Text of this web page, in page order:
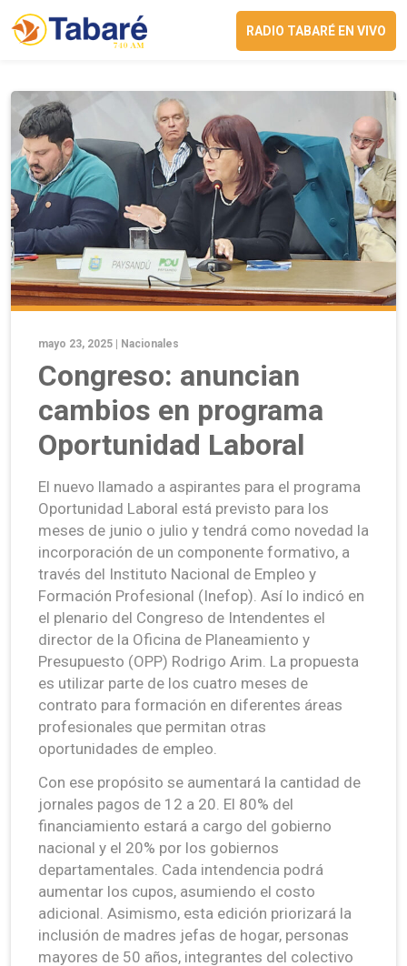
RADIO TABARÉ EN VIVO
mayo 23, 2025 | Nacionales
Congreso: anuncian
cambios en programa
Oportunidad Laboral
El nuevo llamado a aspirantes para el programa
Oportunidad Laboral está previsto para los
meses de junio o julio y tendrá como novedad la
incorporación de un componente formativo, a
través del Instituto Nacional de Empleo y
Formación Profesional (Inefop). Así lo indicó en
el plenario del Congreso de Intendentes el
director de la Oficina de Planeamiento y
Presupuesto (OPP) Rodrigo Arim. La propuesta
es utilizar parte de los cuatro meses de
contrato para formación en diferentes áreas
profesionales que permitan otras
oportunidades de empleo.
Con ese propósito se aumentará la cantidad de
jornales pagos de 12 a 20. El 80% del
financiamiento estará a cargo del gobierno
nacional y el 20% por los gobiernos
departamentales. Cada intendencia podrá
aumentar los cupos, asumiendo el costo
adicional. Asimismo, esta edición priorizará la
inclusión de madres jefas de hogar, personas
mayores de 50 años, integrantes del colectivo